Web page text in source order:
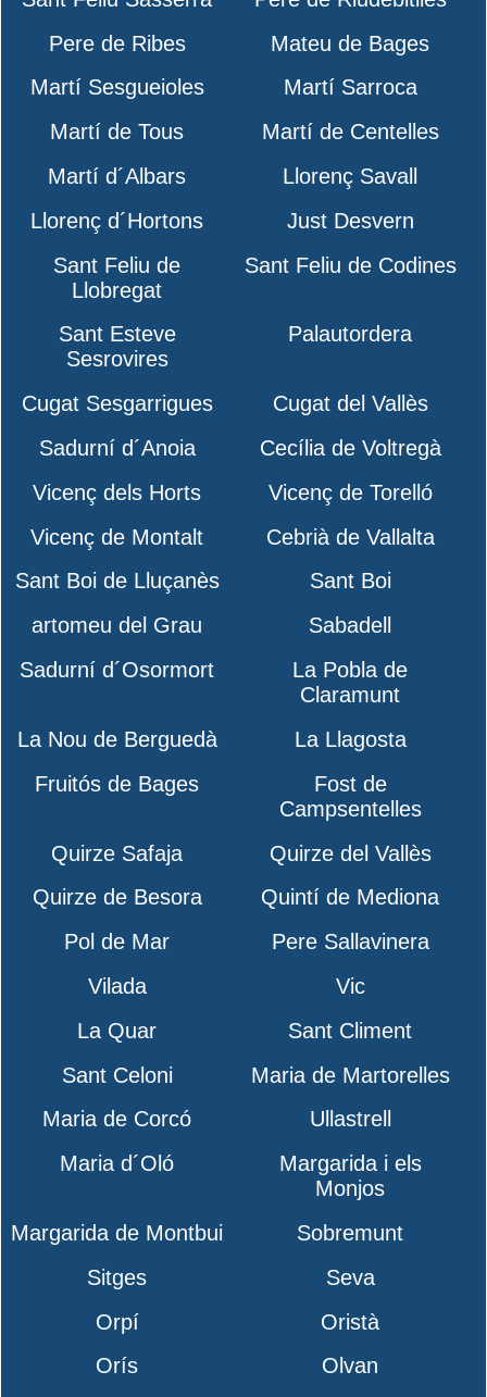
Pere de Ribes
Mateu de Bages
Martí Sesgueioles
Martí Sarroca
Martí de Tous
Martí de Centelles
Martí d´Albars
Llorenç Savall
Llorenç d´Hortons
Just Desvern
Sant Feliu de
Llobregat
Sant Feliu de Codines
Sant Esteve
Sesrovires
Palautordera
Cugat Sesgarrigues
Cugat del Vallès
Sadurní d´Anoia
Cecília de Voltregà
Vicenç dels Horts
Vicenç de Torelló
Vicenç de Montalt
Cebrià de Vallalta
Sant Boi de Lluçanès
Sant Boi
artomeu del Grau
Sabadell
Sadurní d´Osormort
La Pobla de
Claramunt
La Nou de Berguedà
La Llagosta
Fruitós de Bages
Fost de
Campsentelles
Quirze Safaja
Quirze del Vallès
Quirze de Besora
Quintí de Mediona
Pol de Mar
Pere Sallavinera
Vilada
Vic
La Quar
Sant Climent
Sant Celoni
Maria de Martorelles
Maria de Corcó
Ullastrell
Maria d´Oló
Margarida i els
Monjos
Margarida de Montbui
Sobremunt
Sitges
Seva
Orpí
Oristà
Orís
Olvan